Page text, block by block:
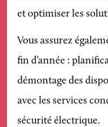
et optimiser les
Vous assurez
fin d’année :
démontage des
avec les services
sécurité électrique.